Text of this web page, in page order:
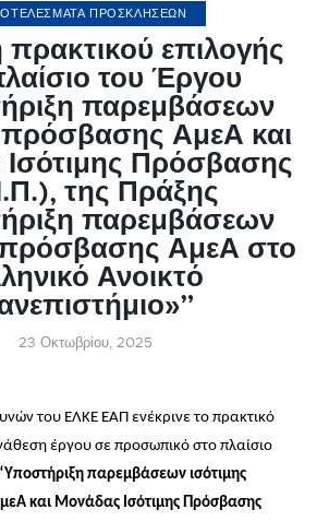
ΠΡΟΣΚΛΗΣΕΩΝ
επιλογής
του Έργου
παρεμβάσεων
πρόσβασης ΑμεΑ και
Πρόσβασης
της Πράξης
παρεμβάσεων
πρόσβασης ΑμεΑ στο
Ανοικτό
23 Οκτωβρίου, 2025
του ΕΛΚΕ ΕΑΠ ενέκρινε το πρακτικό
έργου σε προσωπικό στο πλαίσιο
παρεμβάσεων ισότιμης
και Μονάδας Ισότιμης Πρόσβασης